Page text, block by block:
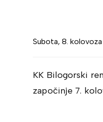
Subota, 8. kolovoza
KK Bilogorski
započinje 7.